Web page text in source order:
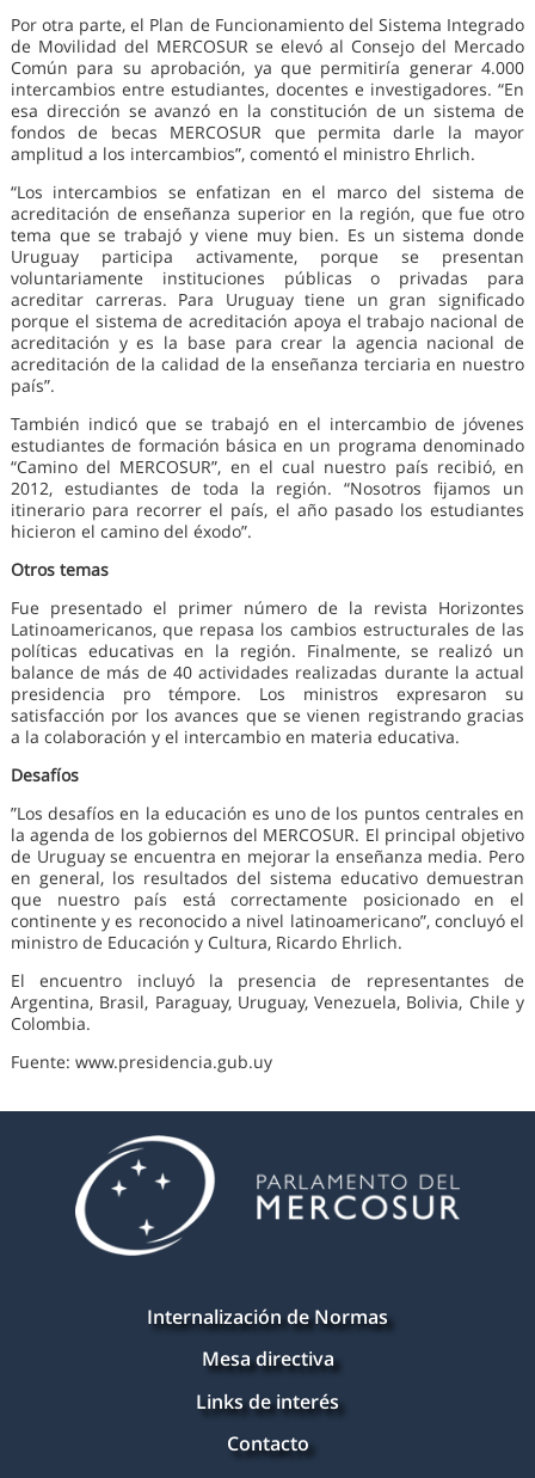
Por otra parte, el Plan de Funcionamiento del Sistema Integrado
de Movilidad del MERCOSUR se elevó al Consejo del Mercado
Común para su aprobación, ya que permitiría generar 4.000
intercambios entre estudiantes, docentes e investigadores. “En
esa dirección se avanzó en la constitución de un sistema de
fondos de becas MERCOSUR que permita darle la mayor
amplitud a los intercambios”, comentó el ministro Ehrlich.
“Los intercambios se enfatizan en el marco del sistema de
acreditación de enseñanza superior en la región, que fue otro
tema que se trabajó y viene muy bien. Es un sistema donde
Uruguay participa activamente, porque se presentan
voluntariamente instituciones públicas o privadas para
acreditar carreras. Para Uruguay tiene un gran significado
porque el sistema de acreditación apoya el trabajo nacional de
acreditación y es la base para crear la agencia nacional de
acreditación de la calidad de la enseñanza terciaria en nuestro
país”.
También indicó que se trabajó en el intercambio de jóvenes
estudiantes de formación básica en un programa denominado
“Camino del MERCOSUR”, en el cual nuestro país recibió, en
2012, estudiantes de toda la región. “Nosotros fijamos un
itinerario para recorrer el país, el año pasado los estudiantes
hicieron el camino del éxodo”.
Otros temas
Fue presentado el primer número de la revista Horizontes
Latinoamericanos, que repasa los cambios estructurales de las
políticas educativas en la región. Finalmente, se realizó un
balance de más de 40 actividades realizadas durante la actual
presidencia pro témpore. Los ministros expresaron su
satisfacción por los avances que se vienen registrando gracias
a la colaboración y el intercambio en materia educativa.
Desafíos
”Los desafíos en la educación es uno de los puntos centrales en
la agenda de los gobiernos del MERCOSUR. El principal objetivo
de Uruguay se encuentra en mejorar la enseñanza media. Pero
en general, los resultados del sistema educativo demuestran
que nuestro país está correctamente posicionado en el
continente y es reconocido a nivel latinoamericano”, concluyó el
ministro de Educación y Cultura, Ricardo Ehrlich.
El encuentro incluyó la presencia de representantes de
Argentina, Brasil, Paraguay, Uruguay, Venezuela, Bolivia, Chile y
Colombia.
Fuente: www.presidencia.gub.uy
Internalización de Normas
Mesa directiva
Links de interés
Contacto